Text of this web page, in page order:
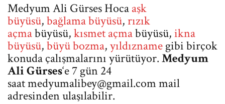
Medyum Ali Gürses Hocaaşk
büyüsü,bağlama büyüsü,rızık
açmabüyüsü,kısmet açmabüyüsü,ikna
büyüsü,büyü bozma,yıldıznamegibi birçok
konuda çalışmalarını yürütüyor.Medyum
Ali Gürses‘e 7 gün 24
saatmedyumalibey@gmail.commail
adresinden ulaşılabilir.